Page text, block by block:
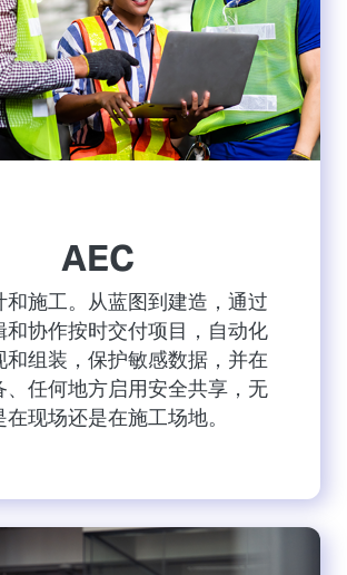
AEC
和施工。从蓝图到建造，通过
和协作按时交付项目，自动化
和组装，保护敏感数据，并在
、任何地方启用安全共享，无
在现场还是在施工场地。